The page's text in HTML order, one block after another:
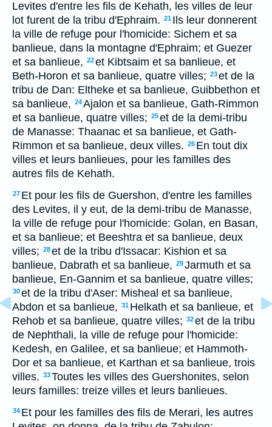
Levites d'entre les fils de Kehath, les villes de leur
lot furent de la tribu d'Ephraim. 21 Ils leur donnerent
la ville de refuge pour l'homicide: Sichem et sa
banlieue, dans la montagne d'Ephraim; et Guezer
et sa banlieue, 22et Kibtsaim et sa banlieue, et
Beth-Horon et sa banlieue, quatre villes; 23et de la
tribu de Dan: Eltheke et sa banlieue, Guibbethon et
sa banlieue, 24Ajalon et sa banlieue, Gath-Rimmon
et sa banlieue, quatre villes; 25et de la demi-tribu
de Manasse: Thaanac et sa banlieue, et Gath-
Rimmon et sa banlieue, deux villes. 26 En tout dix
villes et leurs banlieues, pour les familles des
autres fils de Kehath.
27 Et pour les fils de Guershon, d'entre les familles
des Levites, il y eut, de la demi-tribu de Manasse,
la ville de refuge pour l'homicide: Golan, en Basan,
et sa banlieue; et Beeshtra et sa banlieue, deux
villes; 28et de la tribu d'Issacar: Kishion et sa
banlieue, Dabrath et sa banlieue, 29Jarmuth et sa
banlieue, En-Gannim et sa banlieue, quatre villes;
30et de la tribu d'Aser: Misheal et sa banlieue,
Abdon et sa banlieue, 31 Helkath et sa banlieue, et
Rehob et sa banlieue, quatre villes; 32et de la tribu
de Nephthali, la ville de refuge pour l'homicide:
Kedesh, en Galilee, et sa banlieue; et Hammoth-
Dor et sa banlieue, et Karthan et sa banlieue, trois
villes. 33Toutes les villes des Guershonites, selon
leurs familles: treize villes et leurs banlieues.
34 Et pour les familles des fils de Merari, les autres